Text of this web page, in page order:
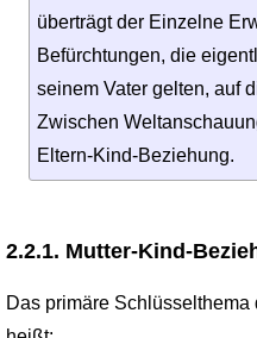
überträgt der Einzelne
Befürchtungen, die
seinem Vater gelten, auf
Zwischen
Eltern-Kind-Beziehung.
2.2.1. Mutter-Kind-
Das primäre